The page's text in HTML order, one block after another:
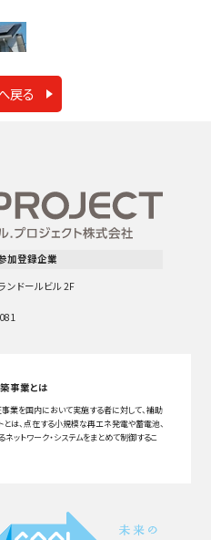
戻る
加登録企業
ンドールビル 2F
事業とは
業を国内において実施する者に対して、補助
とは、点在する小規模な再エネ発電や蓄電池、
ットワーク・システムをまとめて制御するこ